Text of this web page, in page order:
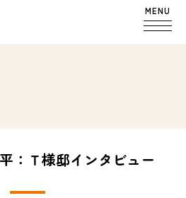
MENU
：Ｔ様邸インタビュー